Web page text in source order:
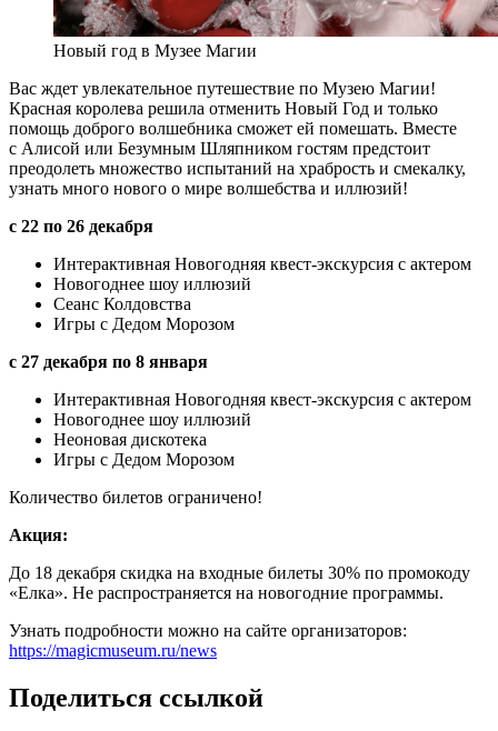
Новый год в Музее Магии
Вас ждет увлекательное путешествие по Музею Магии!
Красная королева решила отменить Новый Год и только
помощь доброго волшебника сможет ей помешать. Вместе
с Алисой или Безумным Шляпником гостям предстоит
преодолеть множество испытаний на храбрость и смекалку,
узнать много нового о мире волшебства и иллюзий!
с 22 по 26 декабря
Интерактивная Новогодняя квест-экскурсия с актером
Новогоднее шоу иллюзий
Сеанс Колдовства
Игры с Дедом Морозом
с 27 декабря по 8 января
Интерактивная Новогодняя квест-экскурсия с актером
Новогоднее шоу иллюзий
Неоновая дискотека
Игры с Дедом Морозом
Количество билетов ограничено!
Акция:
До 18 декабря скидка на входные билеты 30% по промокоду
«Елка». Не распространяется на новогодние программы.
Узнать подробности можно на сайте организаторов:
https://magicmuseum.ru/news
Поделиться ссылкой